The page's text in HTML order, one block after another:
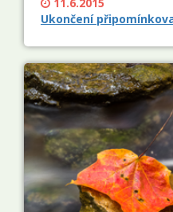
Ukončení